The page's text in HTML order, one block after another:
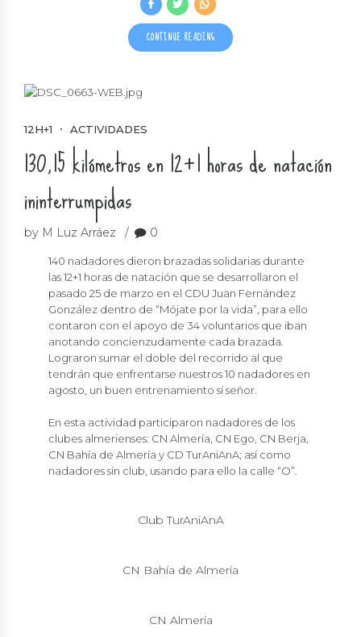
CONTINUE READING
12H+1 ACTIVIDADES
130,15 kilómetros en 12+1 horas de natación
ininterrumpidas
by M Luz Arráez 0
140 nadadores dieron brazadas solidarias durante
las 12+1 horas de natación que se desarrollaron el
pasado 25 de marzo en el CDU Juan Fernández
González dentro de “Mójate por la vida”, para ello
contaron con el apoyo de 34 voluntarios que iban
anotando concienzudamente cada brazada.
Lograron sumar el doble del recorrido al que
tendrán que enfrentarse nuestros 10 nadadores en
agosto, un buen entrenamiento sí señor.
En esta actividad participaron nadadores de los
clubes almerienses: CN Almería, CN Ego, CN Berja,
CN Bahía de Almería y CD TurAniAnA; así como
nadadores sin club, usando para ello la calle “O”.
Club TurAniAnA
CN Bahía de Almería
CN Almería